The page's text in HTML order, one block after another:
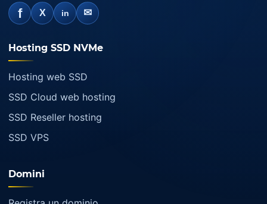
f X in ✉
Hosting SSD NVMe
Hosting web SSD
SSD Cloud web hosting
SSD Reseller hosting
SSD VPS
Domini